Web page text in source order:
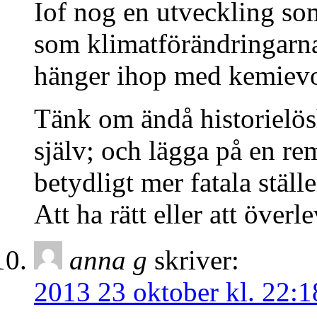
Iof nog en utveckling
som
hänger ihop med
Tänk om ändå
själv; och lägga på en
betydligt mer fatala
Att ha rätt eller att
anna g skriver:
2013 23 oktober kl.